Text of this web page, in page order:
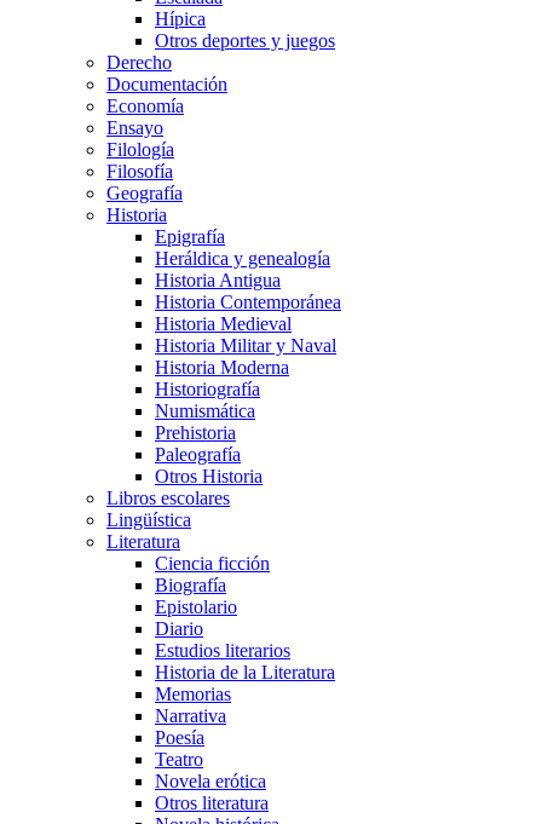
Hípica
Otros deportes y juegos
Derecho
Documentación
Economía
Ensayo
Filología
Filosofía
Geografía
Historia
Epigrafía
Heráldica y genealogía
Historia Antigua
Historia Contemporánea
Historia Medieval
Historia Militar y Naval
Historia Moderna
Historiografía
Numismática
Prehistoria
Paleografía
Otros Historia
Libros escolares
Lingüística
Literatura
Ciencia ficción
Biografía
Epistolario
Diario
Estudios literarios
Historia de la Literatura
Memorias
Narrativa
Poesía
Teatro
Novela erótica
Otros literatura